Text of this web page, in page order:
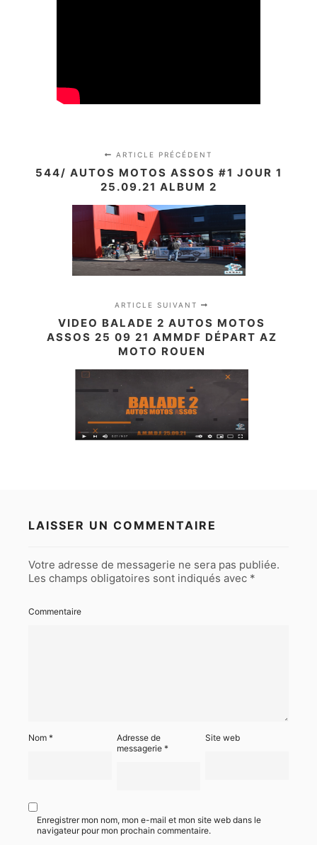
ARTICLE PRÉCÉDENT
544/ AUTOS MOTOS ASSOS #1 JOUR 1
25.09.21 ALBUM 2
ARTICLE SUIVANT
VIDEO BALADE 2 AUTOS MOTOS
ASSOS 25 09 21 AMMDF DÉPART AZ
MOTO ROUEN
LAISSER UN COMMENTAIRE
Votre adresse de messagerie ne sera pas publiée.
Les champs obligatoires sont indiqués avec *
Commentaire
Nom *
Adresse de
messagerie*
Site web
Enregistrer mon nom, mon e-mail et mon site web dans le
navigateur pour mon prochain commentaire.